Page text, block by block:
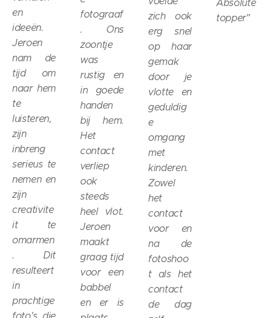
en
ideeën.
Jeroen
nam de
tijd om
naar hem
te
luisteren,
zijn
inbreng
serieus te
nemen en
zijn
creativite
it te
omarmen
. Dit
resulteert
in
prachtige
fotograaf
. Ons
zoontje
was
rustig en
in goede
handen
bij hem.
Het
contact
verliep
ook
steeds
heel vlot.
Jeroen
maakt
graag tijd
voor een
babbel
en er is
zich ook
erg snel
op haar
gemak
door je
vlotte en
geduldig
e
omgang
met
kinderen.
Zowel
het
contact
voor en
na de
fotoshoo
t als het
contact
de dag
Absolute
topper"